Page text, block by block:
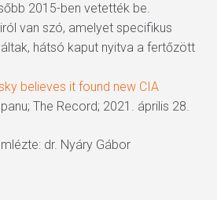
2015-ben vetették be.
van szó, amelyet specifikus
hátsó kaput nyitva a fertőzött
believes it found new CIA
The Record; 2021. április 28.
dr. Nyáry Gábor